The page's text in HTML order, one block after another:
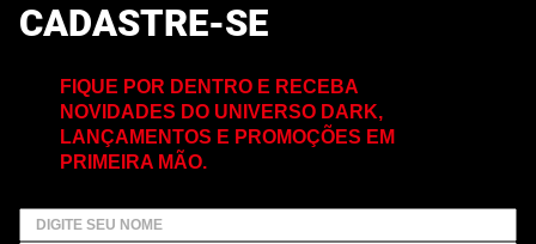
CADASTRE-SE
FIQUE POR DENTRO E RECEBA
NOVIDADES DO UNIVERSO DARK,
LANÇAMENTOS E PROMOÇÕES EM
PRIMEIRA MÃO.